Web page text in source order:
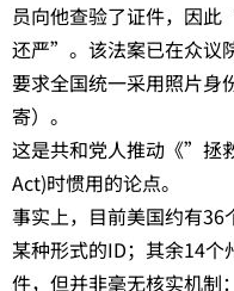
员向他查验了证件，因
还严”。该法案已在众议
要求全国统一采用照片身
寄）。
这是共和党人推动《”拯
Act)时惯用的论点。
事实上，目前美国约有36
某种形式的ID；其余14
件，但并非毫无核实机制